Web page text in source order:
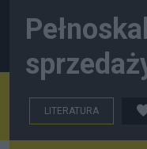
LITERATURA